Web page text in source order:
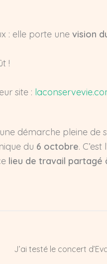
: elle porte une vision
!
site :
démarche pleine de
du 6 octobre.
lieu de travail partagé